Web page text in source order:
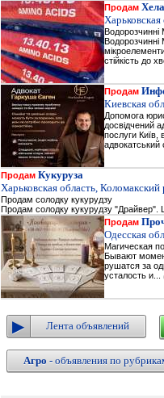
Продам
стійкість до
Продам
Киевская
Допомога
досвідчений
послуги Київ,
адвокатський
Продам Кукуруза
Харьковская область, Коломакский
Продам солодку кукурудзу
Продам солодку кукурудзу "Драйвер".
Продам
Одесская
Магическая
Бывают
рушатся за
усталость и...
Лента объявлений
Агро - объявления по